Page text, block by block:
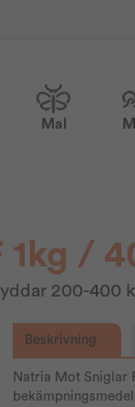
Mal
1kg /
200-400
Beskrivning
Natria Mot Sniglar